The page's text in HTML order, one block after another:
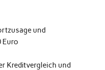
und
Euro
Kreditvergleich und